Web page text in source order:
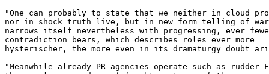
"One can probably to state that we neither in cloud
nor in shock truth live, but in new form telling of
narrows itself nevertheless with progressing, ever
contradiction bears, which describes roles ever more
hysterischer, the more even in its dramaturgy doubt
"Meanwhile already PR agencies operate such as rudder